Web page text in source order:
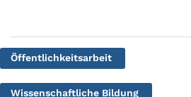
Öffentlichkeitsarbeit
Wissenschaftliche Bildung